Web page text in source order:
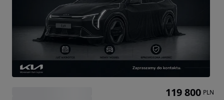
119 800 PLN